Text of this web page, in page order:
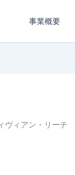
事業概要
ヴィアン・リーチ